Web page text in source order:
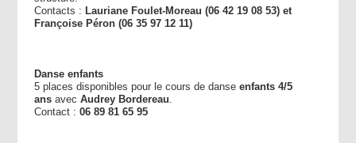
Contacts : Lauriane Foulet-Moreau (06 42 19 08 53) et
Françoise Péron (06 35 97 12 11)
Danse enfants
5 places disponibles pour le cours de danse enfants 4/5
ans avec Audrey Bordereau.
Contact : 06 89 81 65 95